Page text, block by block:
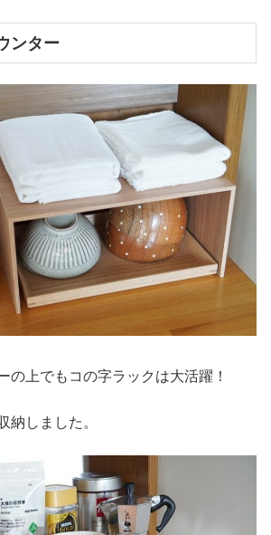
ンター
の上でもコの字ラックは大活躍！
納しました。